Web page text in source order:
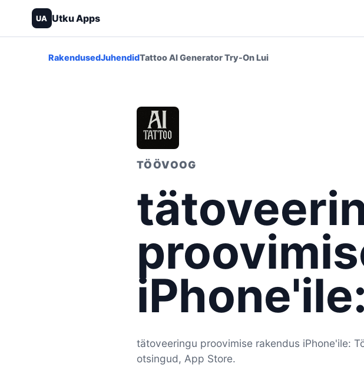
UA Utku Apps
RakendusedJuhendidTattoo AI Generator Try-On Lui
TÖÖVOOG
tätoveeringu proovimise rakendus iPhone'ile:
otsingud, App Store.